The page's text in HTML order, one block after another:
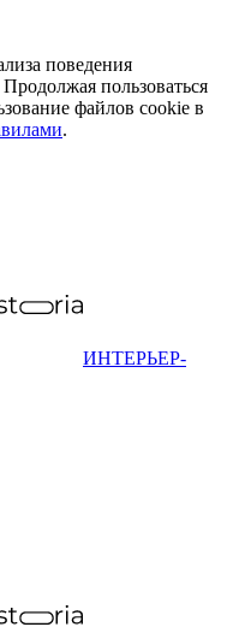
поведения
пользоваться
файлов cookie в
.
ИНТЕРЬЕР-